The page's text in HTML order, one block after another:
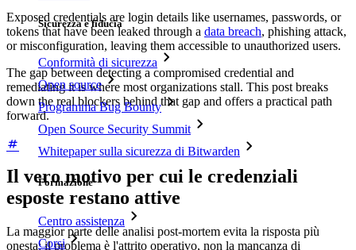
Sicurezza e fiducia
Conformità di sicurezza
Open source
Programma Bug Bounty
Open Source Security Summit
Whitepaper sulla sicurezza di Bitwarden
Formazione
Centro assistenza
Corsi
Exposed credentials are login details like usernames, passwords, or
tokens that have been leaked through a data breach, phishing attack,
or misconfiguration, leaving them accessible to unauthorized users.
The gap between detecting a compromised credential and
remediating it is where most organizations stall. This post breaks
down the real blockers behind that gap and offers a practical path
forward.
Il vero motivo per cui le credenziali
esposte restano attive
La maggior parte delle analisi post-mortem evita la risposta più
onesta: il problema è l'attrito operativo, non la mancanza di